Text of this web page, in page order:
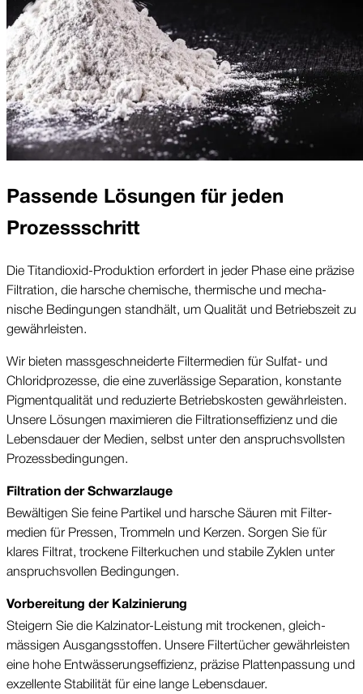
Passende Lösungen für jeden
Prozess­schritt
Die Titan­dioxid-Produktion erfordert in jeder Phase eine präzise
Filtration, die harsche chemische, thermische und mecha­
nische Bedin­gungen stand­hält, um Qualität und Betriebs­zeit zu
gewähr­leisten.
Wir bieten mass­geschneiderte Filter­medien für Sulfat- und
Chlorid­prozesse, die eine zuver­lässige Separation, kon­stante
Pigment­qualität und redu­zierte Betriebs­kosten gewähr­leisten.
Unsere Lösungen maxi­mieren die Filtrations­effizienz und die
Lebens­dauer der Medien, selbst unter den anspruchs­vollsten
Prozess­bedin­gungen.
Filtration der Schwarz­lauge
Bewältigen Sie feine Partikel und harsche Säuren mit Filter­
medien für Pressen, Trommeln und Kerzen. Sorgen Sie für
klares Filtrat, trockene Filter­kuchen und stabile Zyklen unter
anspruchs­vollen Bedin­gungen.
Vorbereitung der Kalzinierung
Steigern Sie die Kalzinator-Leistung mit trockenen, gleich­
mässigen Ausgangs­stoffen. Unsere Filter­tücher gewähr­leisten
eine hohe Ent­wässerungs­effizienz, präzise Platten­passung und
exzel­lente Stabilität für eine lange Lebens­dauer.